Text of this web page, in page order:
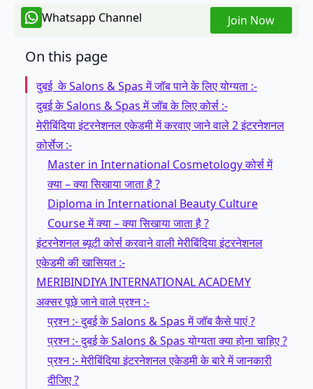
Whatsapp Channel Join Now
On this page
दुबई के Salons & Spas में जॉब पाने के लिए योग्यता :-
दुबई के Salons & Spas में जॉब के लिए कोर्स :-
मेरीबिंदिया इंटरनेशनल एकेडमी में करवाए जाने वाले 2 इंटरनेशनल
कोर्सेज :-
Master in International Cosmetology कोर्स में
क्या – क्या सिखाया जाता है ?
Diploma in International Beauty Culture
Course में क्या – क्या सिखाया जाता है ?
इंटरनेशनल ब्यूटी कोर्स करवाने वाली मेरीबिंदिया इंटरनेशनल
एकेडमी की खासियत :-
MERIBINDIYA INTERNATIONAL ACADEMY
अक्सर पूछे जाने वाले प्रश्न :-
प्रश्न :- दुबई के Salons & Spas में जॉब कैसे पाएं ?
प्रश्न :- दुबई के Salons & Spas योग्यता क्या होना चाहिए ?
प्रश्न :- मेरीबिंदिया इंटरनेशनल एकेडमी के बारे में जानकारी
दीजिए ?